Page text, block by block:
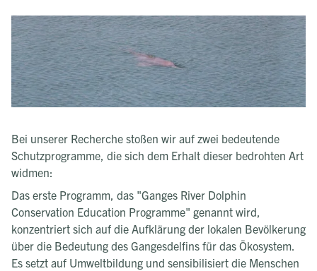
Bei unserer Recherche stoßen wir auf zwei bedeutende
Schutzprogramme, die sich dem Erhalt dieser bedrohten Art
widmen:
Das erste Programm, das "Ganges River Dolphin
Conservation Education Programme" genannt wird,
konzentriert sich auf die Aufklärung der lokalen Bevölkerung
über die Bedeutung des Gangesdelfins für das Ökosystem.
Es setzt auf Umweltbildung und sensibilisiert die Menschen